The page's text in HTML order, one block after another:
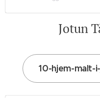
Jotun
10-hjem-